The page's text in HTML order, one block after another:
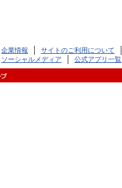
企業情報 サイトのご利用について
ソーシャルメディア
公式アプリ一覧